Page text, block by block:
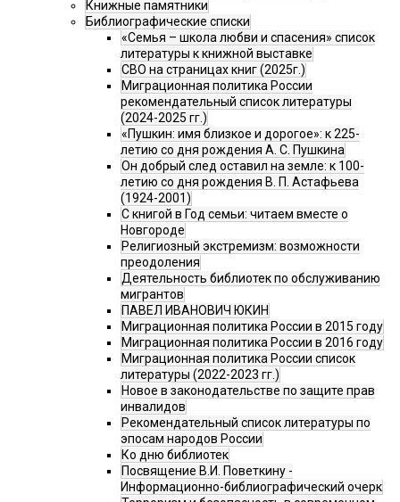
Книжные памятники
Библиографические списки
«Семья – школа любви и спасения» список
литературы к книжной выставке
СВО на страницах книг (2025г.)
Миграционная политика России
рекомендательный список литературы
(2024-2025 гг.)
«Пушкин: имя близкое и дорогое»: к 225-
летию со дня рождения А. С. Пушкина
Он добрый след оставил на земле: к 100-
летию со дня рождения В. П. Астафьева
(1924-2001)
С книгой в Год семьи: читаем вместе о
Новгороде
Религиозный экстремизм: возможности
преодоления
Деятельность библиотек по обслуживанию
мигрантов
ПАВЕЛ ИВАНОВИЧ ЮКИН
Миграционная политика России в 2015 году
Миграционная политика России в 2016 году
Миграционная политика России список
литературы (2022-2023 гг.)
Новое в законодательстве по защите прав
инвалидов
Рекомендательный список литературы по
эпосам народов России
Ко дню библиотек
Посвящение В.И. Поветкину -
Информационно-библиографический очерк